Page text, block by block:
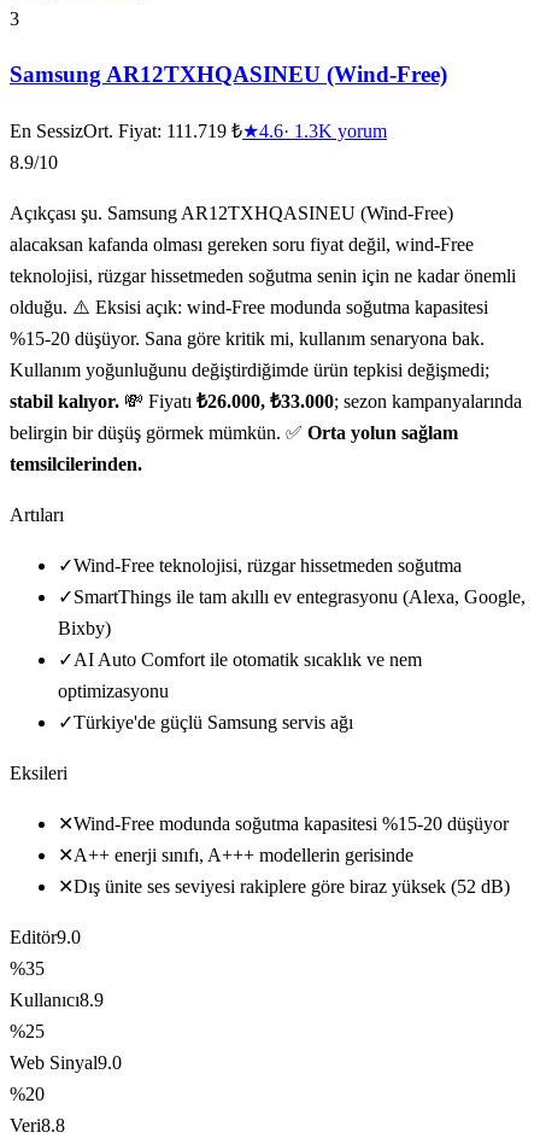
3
Samsung AR12TXHQASINEU (Wind-Free)
En SessizOrt. Fiyat: 111.719 ₺★4.6· 1.3K yorum
8.9/10
Açıkçası şu. Samsung AR12TXHQASINEU (Wind-Free)
alacaksan kafanda olması gereken soru fiyat değil, wind-Free
teknolojisi, rüzgar hissetmeden soğutma senin için ne kadar önemli
olduğu. ⚠️ Eksisi açık: wind-Free modunda soğutma kapasitesi
%15-20 düşüyor. Sana göre kritik mi, kullanım senaryona bak.
Kullanım yoğunluğunu değiştirdiğimde ürün tepkisi değişmedi;
stabil kalıyor. 💸 Fiyatı ₺26.000, ₺33.000; sezon kampanyalarında
belirgin bir düşüş görmek mümkün. ✅ Orta yolun sağlam
temsilcilerinden.
Artıları
✓Wind-Free teknolojisi, rüzgar hissetmeden soğutma
✓SmartThings ile tam akıllı ev entegrasyonu (Alexa, Google,
Bixby)
✓AI Auto Comfort ile otomatik sıcaklık ve nem
optimizasyonu
✓Türkiye'de güçlü Samsung servis ağı
Eksileri
✕Wind-Free modunda soğutma kapasitesi %15-20 düşüyor
✕A++ enerji sınıfı, A+++ modellerin gerisinde
✕Dış ünite ses seviyesi rakiplere göre biraz yüksek (52 dB)
Editör9.0
%35
Kullanıcı8.9
%25
Web Sinyal9.0
%20
Veri8.8